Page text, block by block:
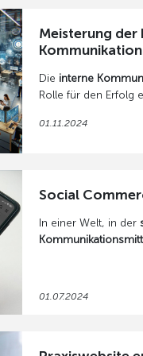
erhalten sie eine
Meisterung der
Die interne
Rolle für den Erfolg
interne
01.11.2024
Social
In einer Welt, in der
Commerce. Diese
ermöglicht es
01.07.2024